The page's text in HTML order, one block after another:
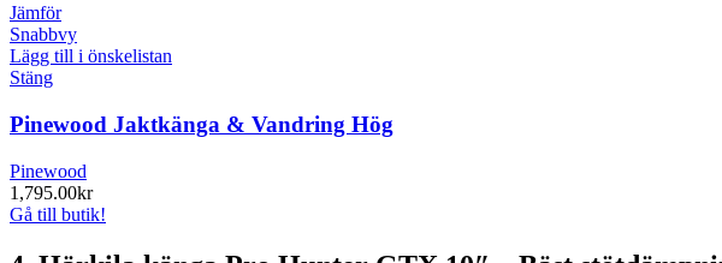
Jämför
Snabbvy
Lägg till i önskelistan
Stäng
Pinewood Jaktkänga & Vandring Hög
Pinewood
1,795.00kr
Gå till butik!